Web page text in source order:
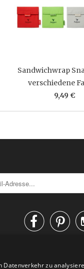
Sandwichwrap
verschiedene
9,49 €

zu